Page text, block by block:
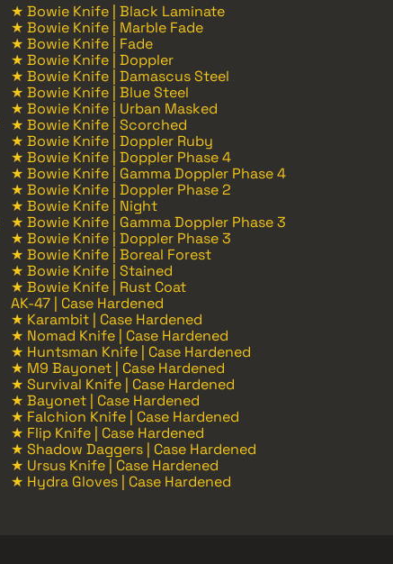
★ Bowie Knife | Black Laminate
★ Bowie Knife | Marble Fade
★ Bowie Knife | Fade
★ Bowie Knife | Doppler
★ Bowie Knife | Damascus Steel
★ Bowie Knife | Blue Steel
★ Bowie Knife | Urban Masked
★ Bowie Knife | Scorched
★ Bowie Knife | Doppler Ruby
★ Bowie Knife | Doppler Phase 4
★ Bowie Knife | Gamma Doppler Phase 4
★ Bowie Knife | Doppler Phase 2
★ Bowie Knife | Night
★ Bowie Knife | Gamma Doppler Phase 3
★ Bowie Knife | Doppler Phase 3
★ Bowie Knife | Boreal Forest
★ Bowie Knife | Stained
★ Bowie Knife | Rust Coat
AK-47 | Case Hardened
★ Karambit | Case Hardened
★ Nomad Knife | Case Hardened
★ Huntsman Knife | Case Hardened
★ M9 Bayonet | Case Hardened
★ Survival Knife | Case Hardened
★ Bayonet | Case Hardened
★ Falchion Knife | Case Hardened
★ Flip Knife | Case Hardened
★ Shadow Daggers | Case Hardened
★ Ursus Knife | Case Hardened
★ Hydra Gloves | Case Hardened